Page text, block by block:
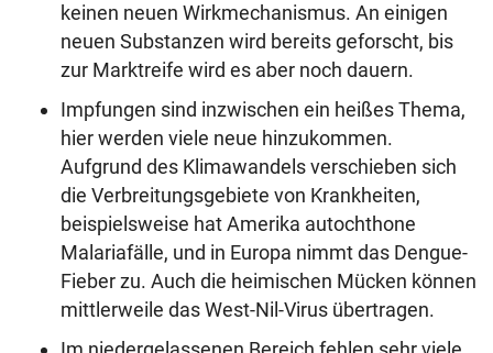
keinen neuen Wirkmechanismus. An einigen
neuen Substanzen wird bereits geforscht, bis
zur Marktreife wird es aber noch dauern.
Impfungen sind inzwischen ein heißes Thema,
hier werden viele neue hinzukommen.
Aufgrund des Klimawandels verschieben sich
die Verbreitungsgebiete von Krankheiten,
beispielsweise hat Amerika autochthone
Malariafälle, und in Europa nimmt das Dengue-
Fieber zu. Auch die heimischen Mücken können
mittlerweile das West-Nil-Virus übertragen.